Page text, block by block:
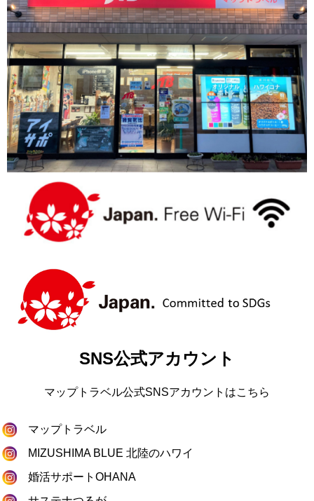
SNS公式アカウント
マップトラベル公式SNSアカウントはこちら
マップトラベル
MIZUSHIMA BLUE 北陸のハワイ
婚活サポートOHANA